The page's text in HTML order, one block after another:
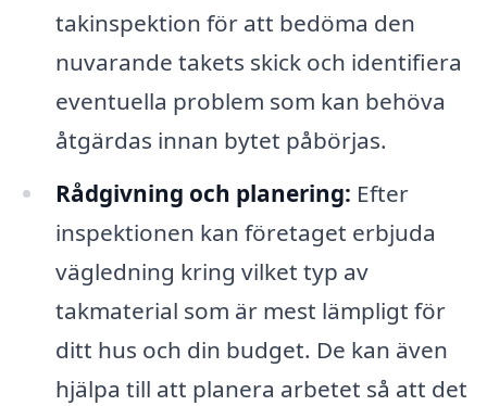
takinspektion för att bedöma den
nuvarande takets skick och identifiera
eventuella problem som kan behöva
åtgärdas innan bytet påbörjas.
Rådgivning och planering: Efter
inspektionen kan företaget erbjuda
vägledning kring vilket typ av
takmaterial som är mest lämpligt för
ditt hus och din budget. De kan även
hjälpa till att planera arbetet så att det